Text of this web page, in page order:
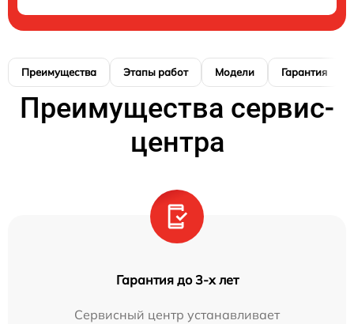
Преимущества Этапы работ Модели Гарантия
Преимущества сервис-
центра
Гарантия до 3-х лет
Сервисный центр устанавливает